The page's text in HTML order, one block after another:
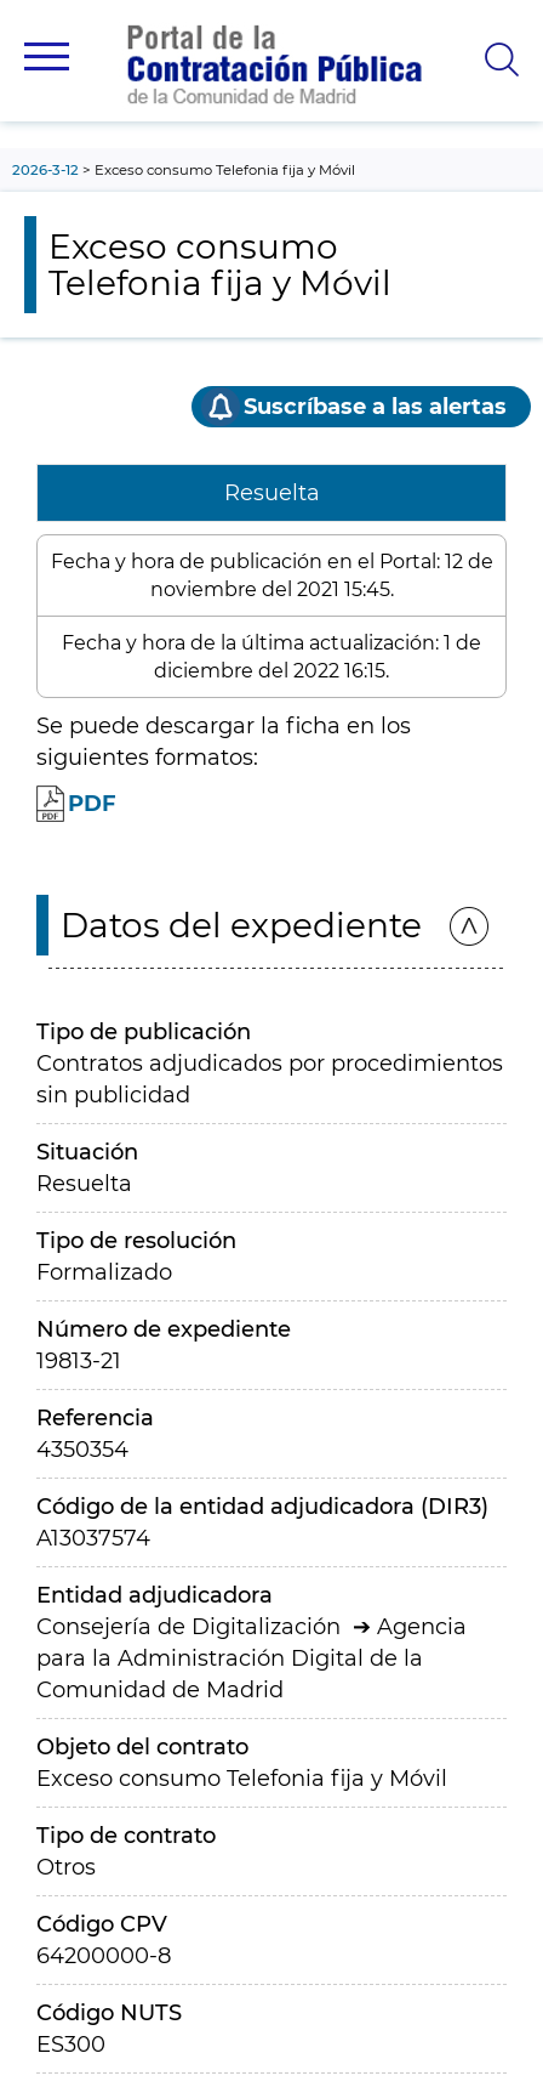
principal
2026-3-12 Exceso consumo Telefonia fija y Móvil
Exceso consumo
Telefonia fija y Móvil
Suscríbase a las alertas
Resuelta
Fecha y hora de publicación en el Portal: 12 de
noviembre del 2021 15:45.
Fecha y hora de la última actualización: 1 de
diciembre del 2022 16:15.
Se puede descargar la ficha en los
siguientes formatos:
PDF
Datos del expediente
Tipo de publicación
Contratos adjudicados por procedimientos
sin publicidad
Situación
Resuelta
Tipo de resolución
Formalizado
Número de expediente
19813-21
Referencia
4350354
Código de la entidad adjudicadora (DIR3)
A13037574
Entidad adjudicadora
Consejería de Digitalización
Agencia
para la Administración Digital de la
Comunidad de Madrid
Objeto del contrato
Exceso consumo Telefonia fija y Móvil
Tipo de contrato
Otros
Código CPV
64200000-8
Código NUTS
ES300